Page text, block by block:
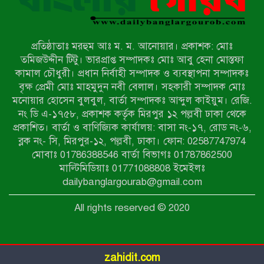
রাজশাহীর মহানগরীতে মাদক বিরোধী
আদমদীঘিতে শুমারি স্বেচ্ছাসেবী নিয়োগে
যোগ্যতার ভিত্তিতে তালিকা প্রকাশ;
নির্বাচিতদের আ.লীগ ট্যাগে প্রচারণা
সংবাদ প্রকাশের জেরে সাংবাদিককে দেখে
নেওয়ার হুমকি দিলেন দোড়া মাদরাসার
পরিচয় দেওয়া সভাপতি
উখিয়ায় বিজিবির অভিযানে ৪০ হাজার
ইয়াবাসহ যুবক আটক
পোরশায় ৭ মাসে ১৯ জনের অপমৃত্যু,
প্রতিষ্ঠাতাঃ মরহুম আঃ ম. ম. আনোয়ার। প্রকাশক: মোঃ
তমিজউদ্দীন টিটু। ভারপ্রাপ্ত সম্পাদকঃ মোঃ আবু হেনা মোস্তফা
কামাল চৌধুরী। প্রধান নির্বাহী সম্পাদক ও ব্যবস্থাপনা সম্পাদকঃ
বৃক্ষ প্রেমী মোঃ মাহমুদুন নবী বেলাল। সহকারী সম্পাদক মোঃ
মনোয়ার হোসেন বুলবুল, বার্তা সম্পাদকঃ আব্দুল কাইয়ুম। রেজি.
নং ডি এ-১৭৫৮, প্রকাশক কর্তৃক মিরপুর ১২ পল্লবী ঢাকা থেকে
প্রকাশিত। বার্তা ও বাণিজ্যিক কার্যালয়: বাসা নং-১৭, রোড নং-৬,
ব্লক নং- সি, মিরপুর-১২, পল্লবী, ঢাকা। ফোন: 02587747974
মোবাঃ 01786388546 বার্তা বিভাগঃ 01787862500
মাল্টিমিডিয়াঃ 01771088808 ইমেইলঃ
dailybanglargourab@gmail.com
All rights reserved © 2020
zahidit.com